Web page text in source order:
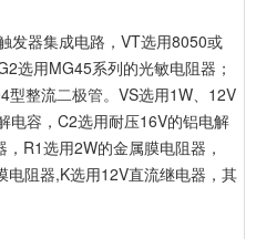
发器集成电路，VT选用8050或
选用MG45系列的光敏电阻器；
型整流二极管。VS选用1W、12V
电容，C2选用耐压16V的铝电解
R1选用2W的金属膜电阻器，
阻器,K选用12V直流继电器，其